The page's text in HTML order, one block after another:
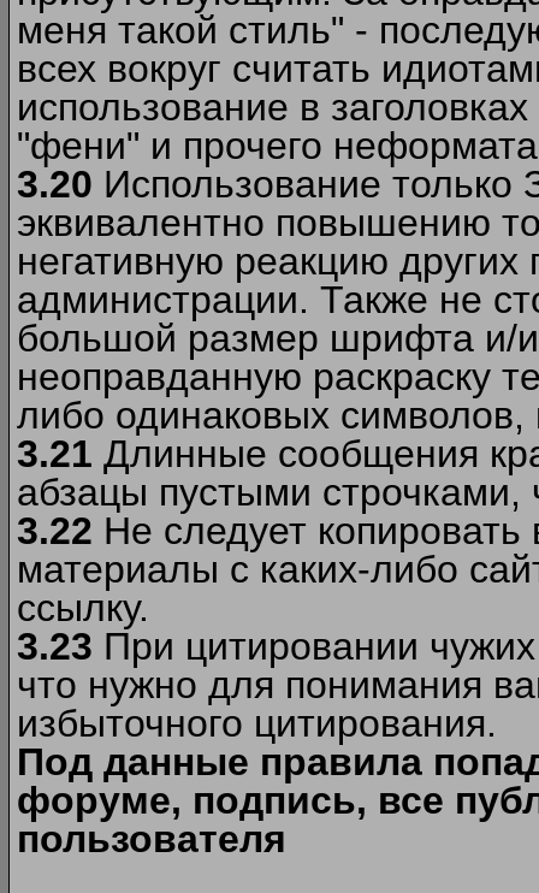
меня такой стиль" -
всех вокруг считать
использование в
"фени" и прочего
3.20 Использование
эквивалентно повышению
негативную реакцию
администрации. Также не
большой размер шрифта и/
неоправданную раскраску
либо одинаковых
3.21 Длинные сообщения
абзацы пустыми
3.22 Не следует
материалы c каких-либо
ссылку.
3.23 При цитировании
что нужно для понимания
избыточного цитирования.
Под данные правила
форуме, подпись, все
пользователя